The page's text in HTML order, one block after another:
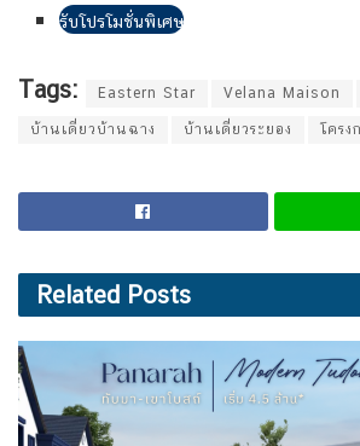
รับโปรโมชั่นพิเศษ
Tags: Eastern Star Velana Maison
บ้านเดี่ยวบ้านฉาง บ้านเดี่ยวระยอง โครง
Related Posts